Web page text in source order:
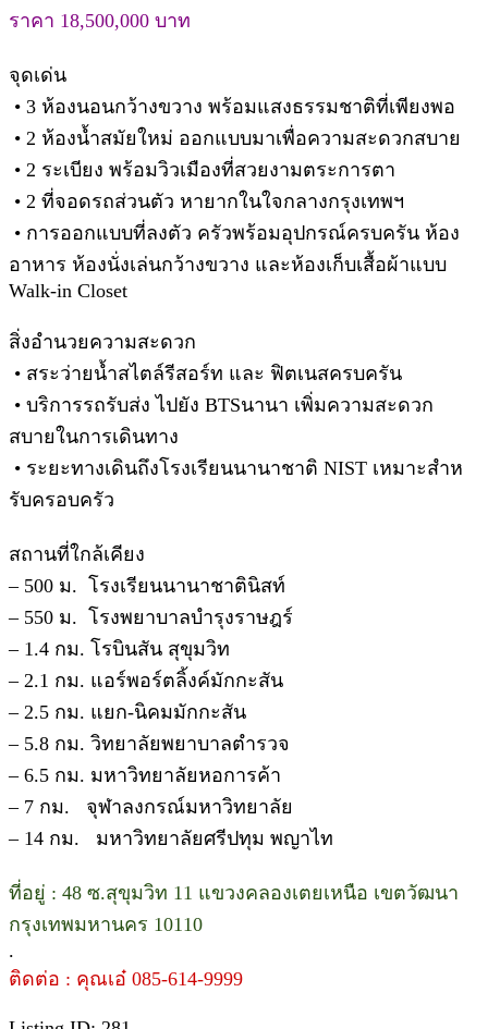
ราคา 18,500,000 บาท
จุดเด่น
• 3 ห้องนอนกว้างขวาง พร้อมแสงธรรมชาติที่เพียงพอ
• 2 ห้องน้ำสมัยใหม่ ออกแบบมาเพื่อความสะดวกสบาย
• 2 ระเบียง พร้อมวิวเมืองที่สวยงามตระการตา
• 2 ที่จอดรถส่วนตัว หายากในใจกลางกรุงเทพฯ
• การออกแบบที่ลงตัว ครัวพร้อมอุปกรณ์ครบครัน ห้อง
อาหาร ห้องนั่งเล่นกว้างขวาง และห้องเก็บเสื้อผ้าแบบ
Walk-in Closet
สิ่งอำนวยความสะดวก
• สระว่ายน้ำสไตล์รีสอร์ท และ ฟิตเนสครบครัน
• บริการรถรับส่ง ไปยัง BTSนานา เพิ่มความสะดวก
สบายในการเดินทาง
• ระยะทางเดินถึงโรงเรียนนานาชาติ NIST เหมาะสําห
รับครอบครัว
สถานที่ใกล้เคียง
– 500 ม. โรงเรียนนานาชาตินิสท์
– 550 ม. โรงพยาบาลบำรุงราษฎร์
– 1.4 กม. โรบินสัน สุขุมวิท
– 2.1 กม. แอร์พอร์ตลิ้งค์มักกะสัน
– 2.5 กม. แยก-นิคมมักกะสัน
– 5.8 กม. วิทยาลัยพยาบาลตำรวจ
– 6.5 กม. มหาวิทยาลัยหอการค้า
– 7 กม. จุฬาลงกรณ์มหาวิทยาลัย
– 14 กม. มหาวิทยาลัยศรีปทุม พญาไท
ที่อยู่ : 48 ซ.สุขุมวิท 11 แขวงคลองเตยเหนือ เขตวัฒนา
กรุงเทพมหานคร 10110
.
ติดต่อ : คุณเอ๋ 085-614-9999